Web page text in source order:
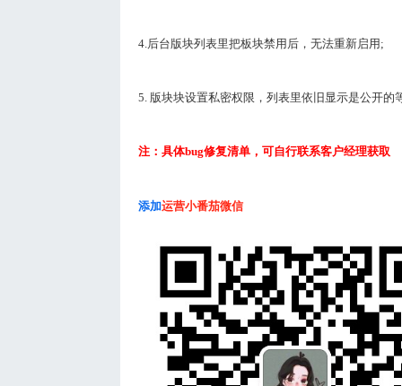
4.后台版块列表里把板块禁用后，无法重新启用 ;
5. 版块块设置私密权限，列表里依旧显示是公开的
注：具体bug修复清单，可自行联系客户经理获取
添加运营小番茄微信